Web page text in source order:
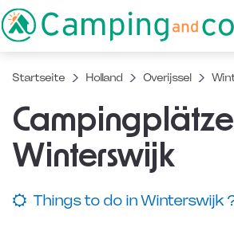
Startseite Holland Overijssel
Campingplätze
Winterswijk
Things to do in Winterswijk